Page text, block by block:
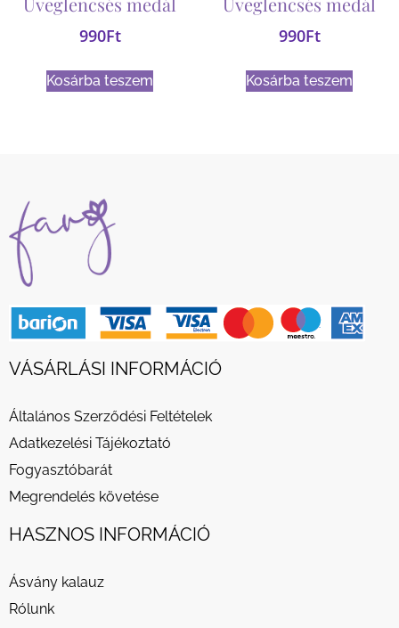
990Ft
Kosárba teszem
990Ft
Kosárba teszem
VÁSÁRLÁSI INFORMÁCIÓ
Általános Szerződési Feltételek
Adatkezelési Tájékoztató
Fogyasztóbarát
Megrendelés követése
HASZNOS INFORMÁCIÓ
Ásvány kalauz
Rólunk